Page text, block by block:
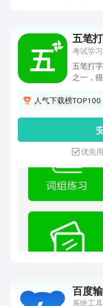
沟通、
多种助
贴板】
复、仿
【Biu星
频共振
容【斗
等海量
词搜索
器】数
【游戏
妙趣横“
法】，
因为懂
微信官
号：@
APP，
条消息
反馈哦！
五笔
考试学习
五笔打
之一，
而一款
习，即
过多久
赶快来
人气下载榜
优先
百度
系统工具